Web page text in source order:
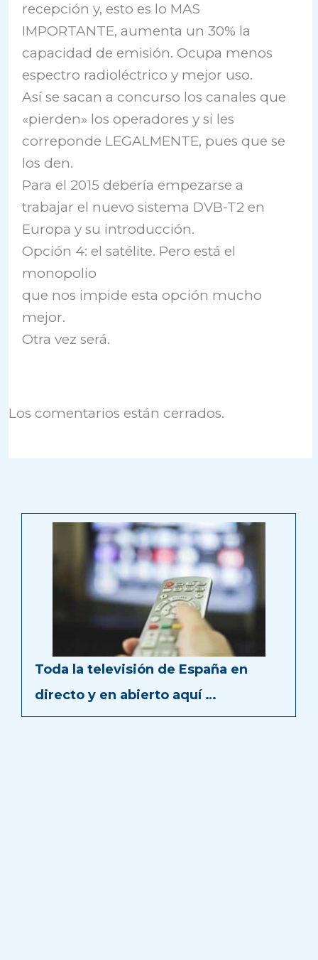
recepción y, esto es lo MAS
IMPORTANTE, aumenta un 30% la
capacidad de emisión. Ocupa menos
espectro radioléctrico y mejor uso.
Así se sacan a concurso los canales que
«pierden» los operadores y si les
correponde LEGALMENTE, pues que se
los den.
Para el 2015 debería empezarse a
trabajar el nuevo sistema DVB-T2 en
Europa y su introducción.
Opción 4: el satélite. Pero está el
monopolio
que nos impide esta opción mucho
mejor.
Otra vez será.
Los comentarios están cerrados.
Toda la televisión de España en
directo y en abierto aquí …